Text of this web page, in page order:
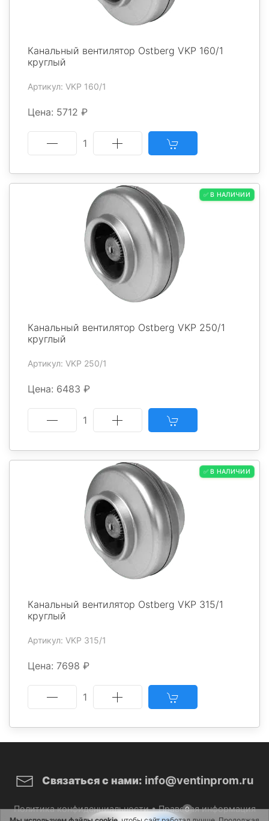
0
Канальный вентилятор Ostberg VKP 160/1
круглый
Артикул: VKP 160/1
Цена: 5712 ₽
1
✅ В НАЛИЧИИ
Канальный вентилятор Ostberg VKP 250/1
круглый
Артикул: VKP 250/1
Цена: 6483 ₽
1
✅ В НАЛИЧИИ
Канальный вентилятор Ostberg VKP 315/1
круглый
Артикул: VKP 315/1
Цена: 7698 ₽
1
Связаться с нами: info@ventinprom.ru
Политика конфиденциальности•Правовая информация